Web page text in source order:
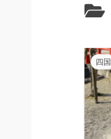
四国